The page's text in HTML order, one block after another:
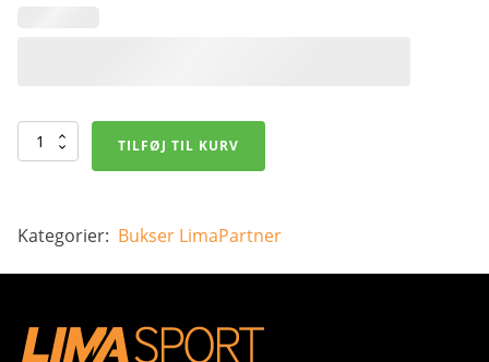
Basic
Pants
TILFØJ TIL KURV
Kategorier: Bukser LimaPartner